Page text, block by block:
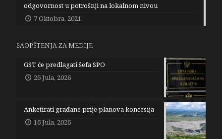
odgovornost u potrošnji na lokalnom nivou
7 Oktobra, 2021
SAOPŠTENJA ZA MEDIJE
GST će predlagati šefa SPO
26 Jula, 2026
Anketirati građane prije planova koncesija
16 Jula, 2026